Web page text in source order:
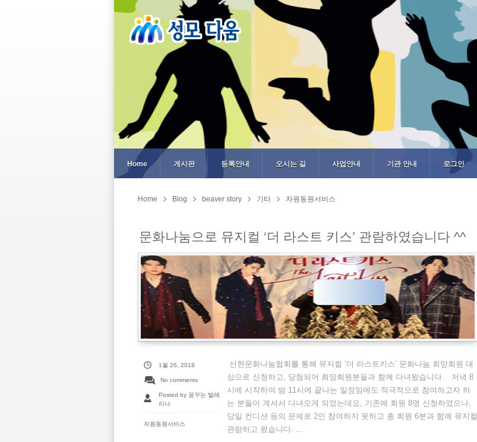
Home 게시판 등록안내 오시는 길 사업안내 기관 안내 로그인
Home Blog beaver story 기타 자원동원서비스
문화나눔으로 뮤지컬 ‘더 라스트 키스’ 관람하였습니다 ^^
1월 26, 2018
No comments
Posted by 꿈꾸는 발레
리나
자원동원서비스
선현문화나눔협회를 통해 뮤지컬 ‘더 라스트키스’ 문화나눔 희망회원 대
상으로 신청하고, 당첨되어 희망회원분들과 함께 다녀왔습니다. 저녁 8
시에 시작하여 밤 11시에 끝나는 일정임에도 적극적으로 참여하고자 하
는 분들이 계셔서 다녀오게 되었는데요, 기존에 회원 8명 신청하였으나,
당일 컨디션 등의 문제로 2인 참여하지 못하고 총 회원 6분과 함께 뮤지컬
관람하고 왔습니다. ...